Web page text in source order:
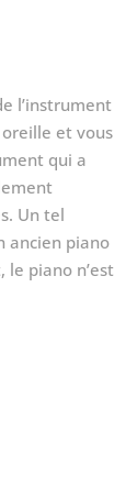
l’instrument
et vous
qui a
Un tel
ancien piano
piano n’est